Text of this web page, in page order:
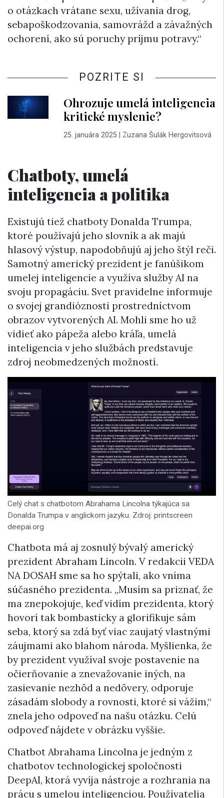
o otázkach vrátane sexu, užívania drog,
sebapoškodzovania, samovrážd a závažných
ochorení, ako sú poruchy príjmu potravy.“
POZRITE SI
Ohrozuje umelá inteligencia
kritické myslenie?
25. januára 2025| Zuzana Šulák Hergovitsová
Chatboty, umelá
inteligencia a politika
Existujú tiež chatboty Donalda Trumpa,
ktoré používajú jeho slovník a ak majú
hlasový výstup, napodobňujú aj jeho štýl reči.
Samotný americký prezident je fanúšikom
umelej inteligencie a využíva služby AI na
svoju propagáciu. Svet pravidelne informuje
o svojej grandióznosti prostredníctvom
obrazov vytvorených AI. Mohli sme ho už
vidieť ako pápeža alebo kráľa, umelá
inteligencia v jeho službách predstavuje
zdroj neobmedzených možností.
Celý chat s chatbotom Abrahama Lincolna týkajúca sa
Donalda Trumpa v anglickom jazyku. Zdroj: printscreen
deepai.org
Chatbota má aj zosnulý bývalý americký
prezident Abraham Lincoln. V redakcii VEDA
NA DOSAH sme sa ho spýtali, ako vníma
súčasného prezidenta. „Musím sa priznať, že
ma znepokojuje, keď vidím prezidenta, ktorý
hovorí tak bombasticky a glorifikuje sám
seba, ktorý sa zdá byť viac zaujatý vlastnými
záujmami ako blahom národa. Myšlienka, že
by prezident využíval svoje postavenie na
očierňovanie a znevažovanie iných, na
zasievanie nezhôd a nedôvery, odporuje
zásadám slobody a rovnosti, ktoré si vážim,“
znela jeho odpoveď na našu otázku. Celú
odpoveď nájdete v obrázku vyššie.
Chatbot Abrahama Lincolna je jedným z
chatbotov technologickej spoločnosti
DeepAI, ktorá vyvíja nástroje a rozhrania na
prácu s umelou inteligenciou. Používatelia